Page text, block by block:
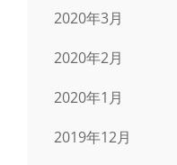
2020年3月
2020年2月
2020年1月
2019年12月